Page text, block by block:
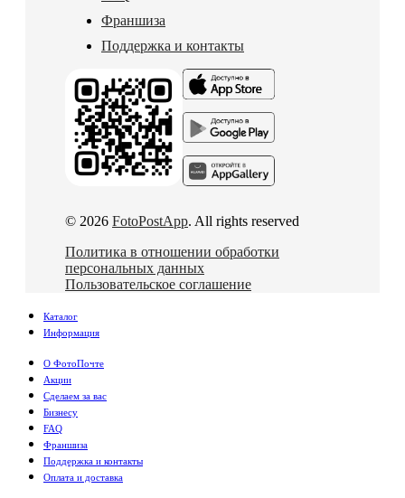
Франшиза
Поддержка и контакты
© 2026 FotoPostApp. All rights reserved
Политика в отношении обработки
персональных данных
Пользовательское соглашение
Каталог
Информация
О ФотоПочте
Акции
Сделаем за вас
Бизнесу
FAQ
Франшиза
Поддержка и контакты
Оплата и доставка